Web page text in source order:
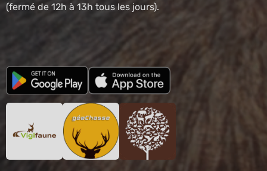
(fermé de 12h à 13h tous les jours).